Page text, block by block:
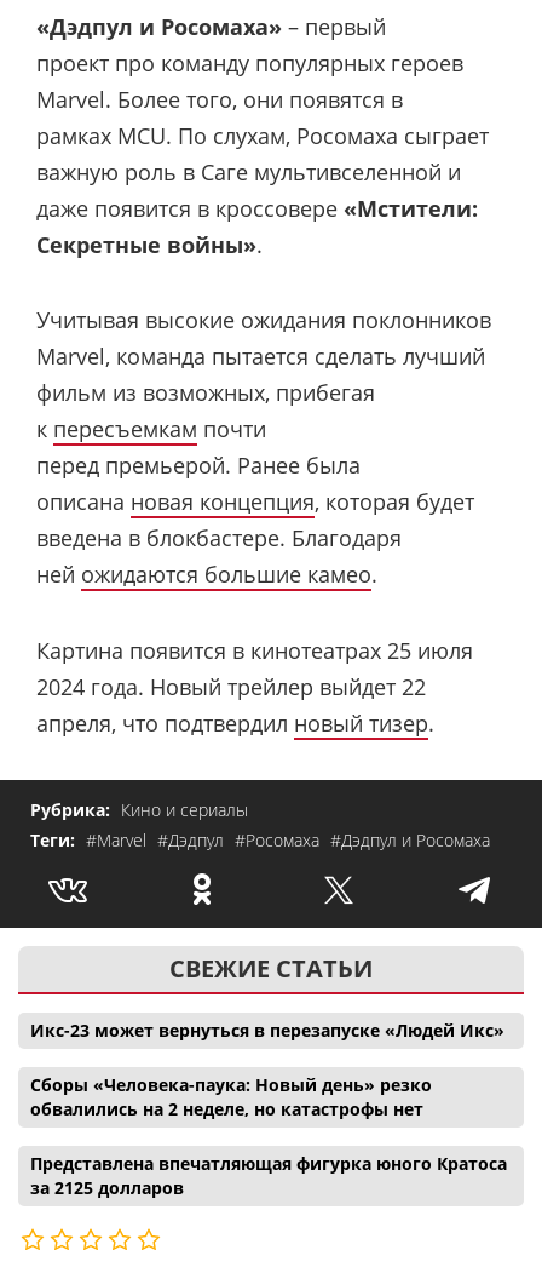
«Дэдпул и Росомаха» – первый
проект про команду популярных героев
Marvel. Более того, они появятся в
рамках MCU. По слухам, Росомаха сыграет
важную роль в Саге мультивселенной и
даже появится в кроссовере «Мстители:
Секретные войны».
Учитывая высокие ожидания поклонников
Marvel, команда пытается сделать лучший
фильм из возможных, прибегая
к пересъемкам почти
перед премьерой. Ранее была
описана новая концепция, которая будет
введена в блокбастере. Благодаря
ней ожидаются большие камео.
Картина появится в кинотеатрах 25 июля
2024 года. Новый трейлер выйдет 22
апреля, что подтвердил новый тизер.
Рубрика: Кино и сериалы
Теги: #Marvel #Дэдпул #Росомаха #Дэдпул и Росомаха
СВЕЖИЕ СТАТЬИ
Икс-23 может вернуться в перезапуске «Людей Икс»
Сборы «Человека-паука: Новый день» резко
обвалились на 2 неделе, но катастрофы нет
Представлена впечатляющая фигурка юного Кратоса
за 2125 долларов